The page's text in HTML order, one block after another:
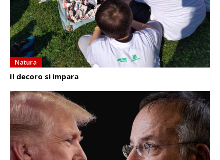
Natura
Il decoro si impara